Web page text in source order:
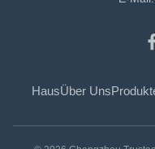
HausÜber Uns